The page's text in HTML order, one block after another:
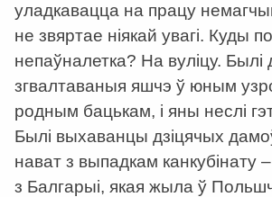
уладкавацца на працу
не звяртае ніякай увагі. Куды
непаўналетка? На вуліцу. Былі
згвалтаваныя яшчэ ў юным
родным бацькам, і яны неслі
Былі выхаванцы дзіцячых
нават з выпадкам канкубінату
з Балгарыі, якая жыла ў